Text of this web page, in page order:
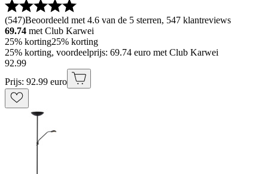
(547)Beoordeeld met 4.6 van de 5 sterren, 547 klantreviews
69.74 met Club Karwei
25% korting25% korting
25% korting, voordeelprijs: 69.74 euro met Club Karwei
92.99
Prijs: 92.99 euro